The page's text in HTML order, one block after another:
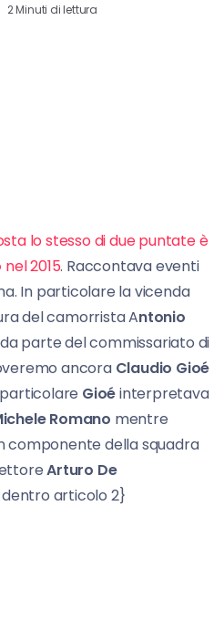
2 Minuti di lettura
lo stesso di due puntate è
nel 2015. Raccontava eventi
In particolare la vicenda
del camorrista Antonio
parte del commissariato di
ancora Claudio Gioé
Gioéinterpretava
Romano mentre
componente della squadra
Arturo De
articolo 2}